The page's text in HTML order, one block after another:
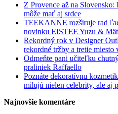
Z Provence až na
môže mať aj srdce
TEEKANNE rozširuje rad
novinku EISTEE Yuzu &
Rekordný rok v Designer
rekordné tržby a tretie miesto
Odmeňte pani učiteľku
praliniek Raffaello
Poznáte dekoratívnu
milujú nielen celebrity, ale aj
Najnovšie komentáre